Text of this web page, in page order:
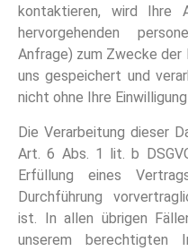
kontaktieren, wird Ihre
hervorgehenden
Anfrage) zum Zwecke der
uns gespeichert und
nicht ohne Ihre
Die Verarbeitung dieser
Art. 6 Abs. 1 lit. b
Erfüllung eines
Durchführung
ist. In allen übrigen
unserem berechtigten